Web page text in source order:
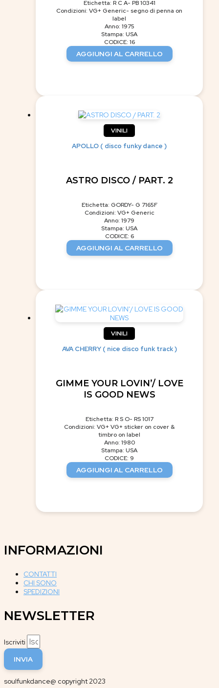
Etichetta: R C A- PB 10341
Condizioni: VG+ Generic- segno di penna on
label
Anno: 1975
Stampa: USA
CODICE: 16
AGGIUNGI AL CARRELLO
VINILI
APOLLO ( disco funky dance )
ASTRO DISCO / PART. 2
Etichetta: GORDY- G 7165F
Condizioni: VG+ Generic
Anno: 1979
Stampa: USA
CODICE: 6
AGGIUNGI AL CARRELLO
VINILI
AVA CHERRY ( nice disco funk track )
GIMME YOUR LOVIN’/ LOVE
IS GOOD NEWS
Etichetta: R S O- RS 1017
Condizioni: VG+ VG+ sticker on cover &
timbro on label
Anno: 1980
Stampa: USA
CODICE: 9
AGGIUNGI AL CARRELLO
INFORMAZIONI
CONTATTI
CHI SONO
SPEDIZIONI
NEWSLETTER
Iscriviti
INVIA
soulfunkdance@ copyright 2023